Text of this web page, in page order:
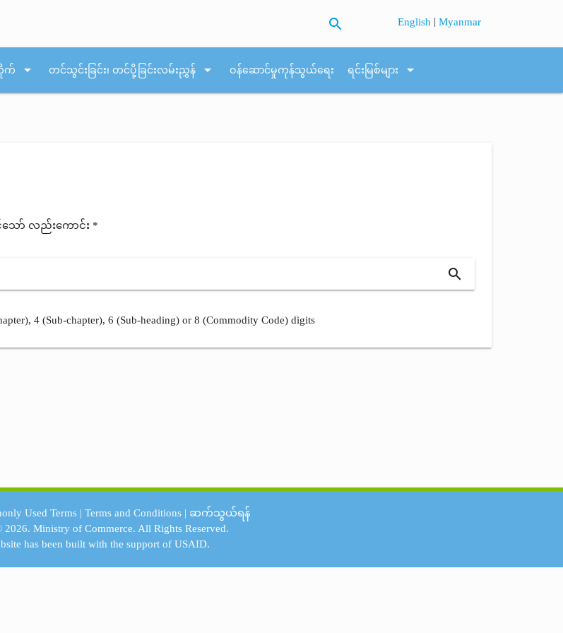
search English |Myanmar
က် arrow_drop_down တင်သွင်းခြင်း၊ တင်ပို့ခြင်းလမ်းညွှန် arrow_drop_down ဝန်ဆောင်မှုကုန်သွယ်ရေး ရင်းမြစ်များ arrow_drop_down
သော် လည်းကောင်း *
search
4 (Sub-chapter), 6 (Sub-heading) or 8 (Commodity Code) digits
Used Terms| Terms and Conditions| ဆက်သွယ်ရန်
2026.Ministry of Commerce. All Rights Reserved.
has been built with the support ofUSAID.